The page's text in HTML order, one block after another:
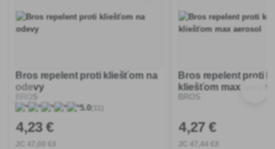
Bros repelent proti kliešťom na
odevy
5.0(11)
4,23 €
Bros repelent proti
kliešťom max
BROS
4,27 €